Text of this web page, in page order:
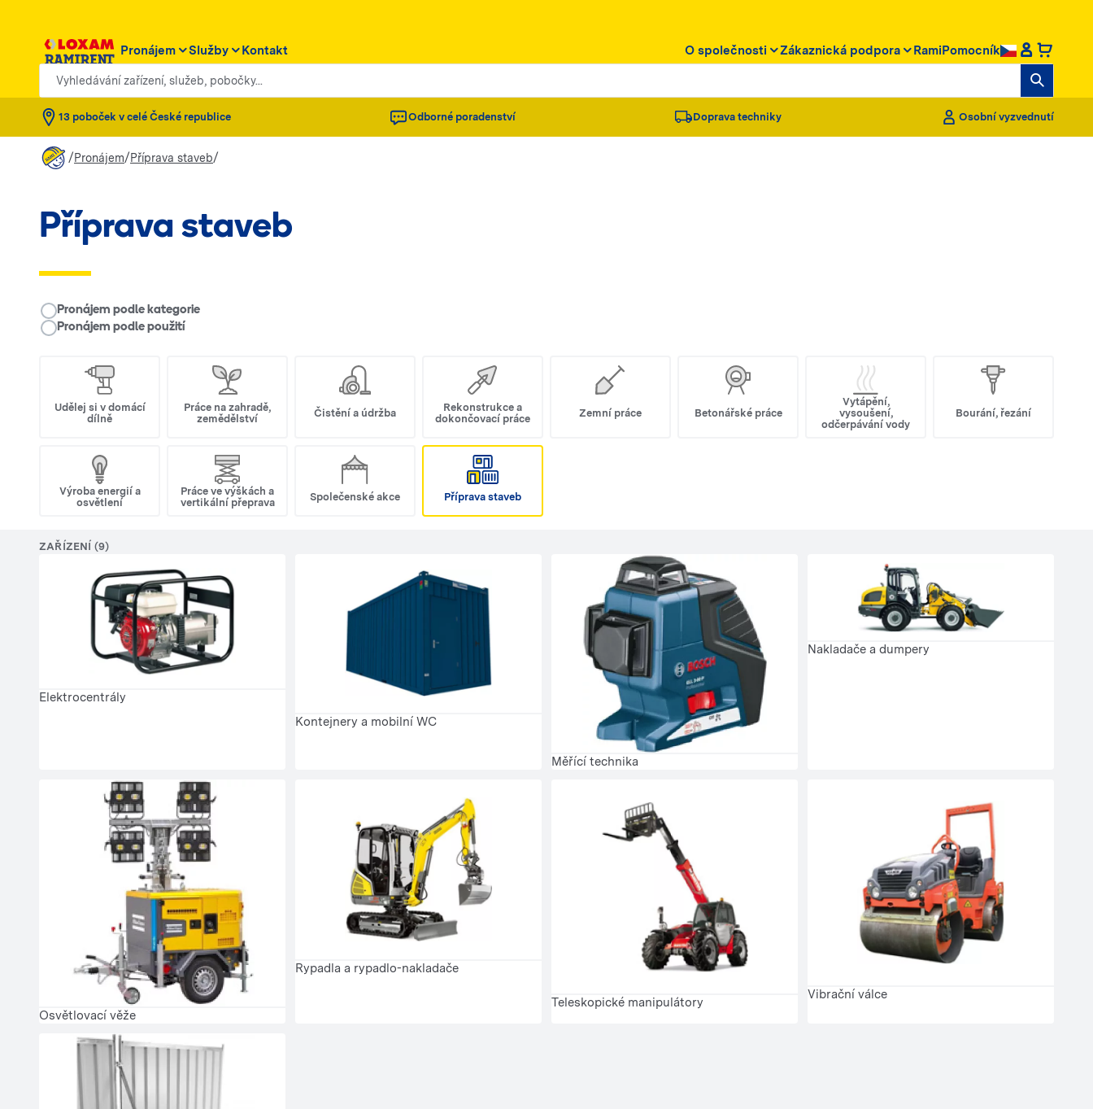
Pronájem Služby Kontakt O společnosti Zákaznická podpora RamiPomocník
Vyhledávání zařízení, služeb, pobočky...
13 poboček v celé České republice Odborné poradenství Doprava techniky Osobní vyzvednutí
/Pronájem/Příprava staveb/
Příprava staveb
__RENTAL.LEGEND
Pronájem podle kategorie
Pronájem podle použití
Udělej si v domácí
dílně
Práce na zahradě,
zemědělství
Čistění a údržba
Rekonstrukce a
dokončovací práce
Zemní práce Betonářské práce
Vytápění,
vysoušení,
odčerpávání vody
Bourání, řezání
Výroba energií a
osvětlení
Práce ve výškách a
vertikální přeprava
Společenské akce Příprava staveb
ZAŘÍZENÍ (9)
Elektrocentrály
Kontejnery a mobilní WC
Měřící technika
Nakladače a dumpery
Osvětlovací věže
Rypadla a rypadlo-nakladače
Teleskopické manipulátory
Vibrační válce